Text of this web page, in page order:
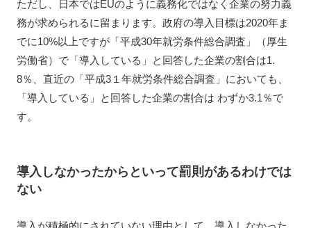
ただし、日本ではEUのように義務化ではなく企業の努力義
務が求められるに留まります。政府の導入目標は2020年ま
でに10%以上ですが「平成30年就労条件総合調査」（厚生
労働省）で「導入している」と回答した企業の割合は1.
8％、直近の「平成3１年就労条件総合調査」においても、
「導入している」と回答した企業の割合は わずか3.1％で
す。
導入しなかったからといって罰則があるわけでは
ない